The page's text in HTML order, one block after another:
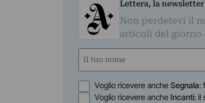
Lettera, la
Non perdetevi il
articoli del giorno
Nome
Nome
Opzioni
Voglio ricevere anche Segnala:
Voglio ricevere anche Incanti: il